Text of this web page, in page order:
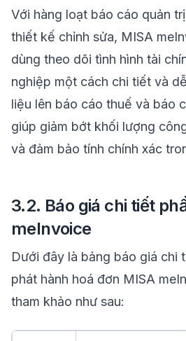
Với hàng loạt báo cáo quản
thiết kế chỉnh sửa, MISA
dùng theo dõi tình hình tài
nghiệp một cách chi tiết và
liệu lên báo cáo thuế và báo
giúp giảm bớt khối lượng
và đảm bảo tính chính xác
3.2. Báo giá chi tiết
meInvoice
Dưới đây là bảng báo giá chi
phát hành hoá đơn MISA
tham khảo như sau: